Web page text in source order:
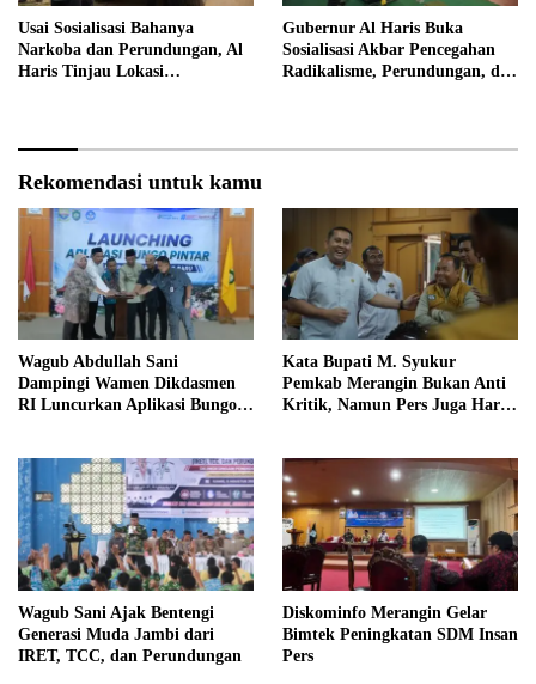
Usai Sosialisasi Bahanya
Narkoba dan Perundungan, Al
Haris Tinjau Lokasi
Gubernur Al Haris Buka
Sosialisasi Akbar Pencegahan
Radikalisme, Perundungan, dan
Rekomendasi untuk kamu
Wagub Abdullah Sani
Dampingi Wamen Dikdasmen
RI Luncurkan Aplikasi Bungo
Kata Bupati M. Syukur
Pemkab Merangin Bukan Anti
Kritik, Namun Pers Juga Harus
Wagub Sani Ajak Bentengi
Generasi Muda Jambi dari
IRET, TCC, dan Perundungan
Diskominfo Merangin Gelar
Bimtek Peningkatan SDM Insan
Pers